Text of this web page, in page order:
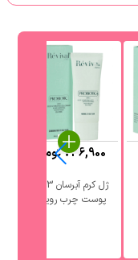
پوست چرب رویوال
736,900تومان